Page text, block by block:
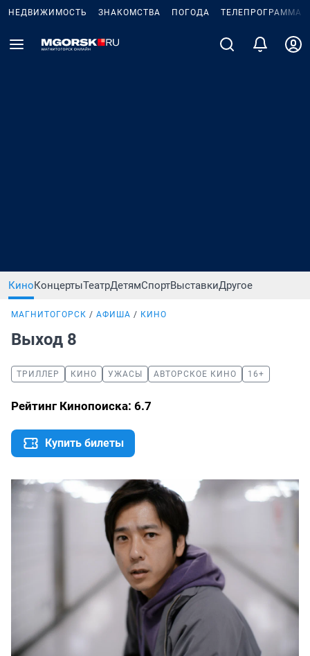
НЕДВИЖИМОСТЬ ЗНАКОМСТВА ПОГОДА ТЕЛЕПРОГРАММА
КиноКонцертыТеатрДетямСпортВыставкиДругое
МАГНИТОГОРСК АФИША КИНО
Выход 8
ТРИЛЛЕР КИНО УЖАСЫ АВТОРСКОЕ КИНО 16+
Рейтинг Кинопоиска: 6.7
Купить билеты